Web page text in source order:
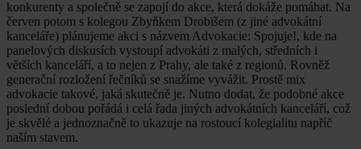
konkurenty a společně se zapojí do akce, která dokáže pomáhat. Na
červen potom s kolegou Zbyňkem Drobišem (z jiné advokátní
kanceláře) plánujeme akci s názvem Advokacie: Spojuje!, kde na
panelových diskusích vystoupí advokáti z malých, středních i
větších kanceláří, a to nejen z Prahy, ale také z regionů. Rovněž
generační rozložení řečníků se snažíme vyvážit. Prostě mix
advokacie takové, jaká skutečně je. Nutno dodat, že podobné akce
poslední dobou pořádá i celá řada jiných advokátních kanceláří, což
je skvělé a jednoznačně to ukazuje na rostoucí kolegialitu napříč
naším stavem.